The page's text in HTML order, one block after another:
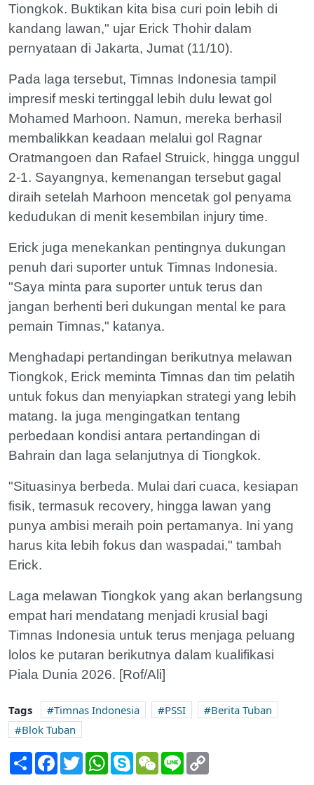
Tiongkok. Buktikan kita bisa curi poin lebih di
kandang lawan," ujar Erick Thohir dalam
pernyataan di Jakarta, Jumat (11/10).
Pada laga tersebut, Timnas Indonesia tampil
impresif meski tertinggal lebih dulu lewat gol
Mohamed Marhoon. Namun, mereka berhasil
membalikkan keadaan melalui gol Ragnar
Oratmangoen dan Rafael Struick, hingga unggul
2-1. Sayangnya, kemenangan tersebut gagal
diraih setelah Marhoon mencetak gol penyama
kedudukan di menit kesembilan injury time.
Erick juga menekankan pentingnya dukungan
penuh dari suporter untuk Timnas Indonesia.
"Saya minta para suporter untuk terus dan
jangan berhenti beri dukungan mental ke para
pemain Timnas," katanya.
Menghadapi pertandingan berikutnya melawan
Tiongkok, Erick meminta Timnas dan tim pelatih
untuk fokus dan menyiapkan strategi yang lebih
matang. Ia juga mengingatkan tentang
perbedaan kondisi antara pertandingan di
Bahrain dan laga selanjutnya di Tiongkok.
"Situasinya berbeda. Mulai dari cuaca, kesiapan
fisik, termasuk recovery, hingga lawan yang
punya ambisi meraih poin pertamanya. Ini yang
harus kita lebih fokus dan waspadai," tambah
Erick.
Laga melawan Tiongkok yang akan berlangsung
empat hari mendatang menjadi krusial bagi
Timnas Indonesia untuk terus menjaga peluang
lolos ke putaran berikutnya dalam kualifikasi
Piala Dunia 2026. [Rof/Ali]
Tags Timnas Indonesia PSSI
Berita Tuban
Blok Tuban
Share Facebook
TwitterWhatsApp
SkypeWeChatLine